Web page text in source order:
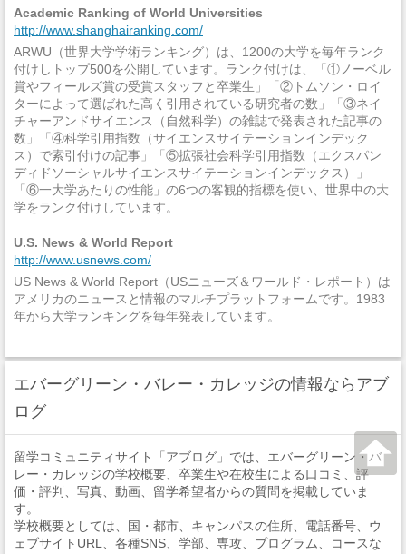
Academic Ranking of World Universities
http://www.shanghairanking.com/
ARWU（世界大学学術ランキング）は、1200の大学を毎年ランク
付けしトップ500を公開しています。ランク付けは、「①ノーベル
賞やフィールズ賞の受賞スタッフと卒業生」「②トムソン・ロイ
ターによって選ばれた高く引用されている研究者の数」「③ネイ
チャーアンドサイエンス（自然科学）の雑誌で発表された記事の
数」「④科学引用指数（サイエンスサイテーションインデック
ス）で索引付けの記事」「⑤拡張社会科学引用指数（エクスパン
ディドソーシャルサイエンスサイテーションインデックス）」
「⑥一大学あたりの性能」の6つの客観的指標を使い、世界中の大
学をランク付けしています。
U.S. News & World Report
http://www.usnews.com/
US News & World Report（USニューズ＆ワールド・レポート）は
アメリカのニュースと情報のマルチプラットフォームです。1983
年から大学ランキングを毎年発表しています。
エバーグリーン・バレー・カレッジの情報ならアブ
ログ
留学コミュニティサイト「アブログ」では、エバーグリーン・バ
レー・カレッジの学校概要、卒業生や在校生による口コミ、評
価・評判、写真、動画、留学希望者からの質問を掲載していま
す。
学校概要としては、国・都市、キャンパスの住所、電話番号、ウ
ェブサイトURL、各種SNS、学部、専攻、プログラム、コースな